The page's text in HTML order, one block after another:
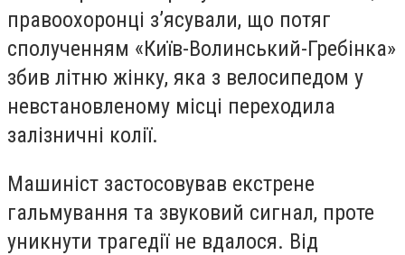
правоохоронці з’ясували, що потяг
сполученням «Київ-Волинський-Гребінка»
збив літню жінку, яка з велосипедом у
невстановленому місці переходила
залізничні колії.
Машиніст застосовував екстрене
гальмування та звуковий сигнал, проте
уникнути трагедії не вдалося. Від